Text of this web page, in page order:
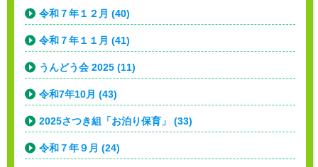
令和７年１２月 (40)
令和７年１１月 (41)
うんどう会 2025 (11)
令和7年10月 (43)
2025さつき組「お泊り保育」 (33)
令和７年９月 (24)